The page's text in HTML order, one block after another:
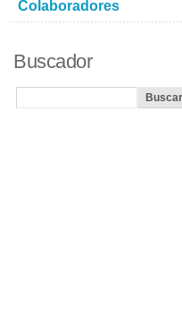
Colaboradores
Buscador